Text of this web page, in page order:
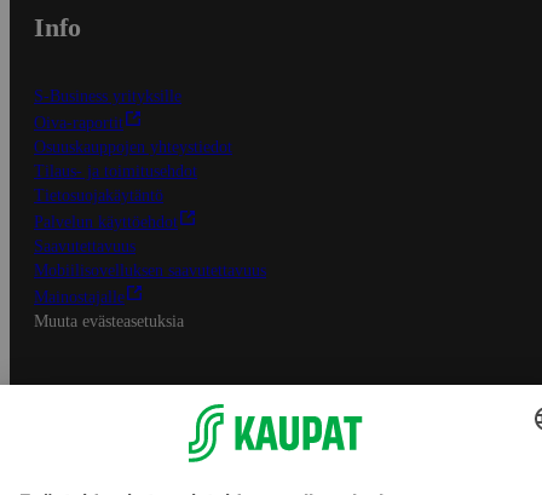
Info
S-Business yrityksille
Oiva-raportit
Osuuskauppojen yhteystiedot
Tilaus- ja toimitusehdot
Tietosuojakäytäntö
Palvelun käyttöehdot
Saavutettavuus
Mobiilisovelluksen saavutettavuus
Mainostajalle
Muuta evästeasetuksia
S-ryhmän palvelut